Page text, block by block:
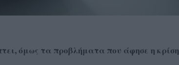
όμως τα προβλήματα που άφησε η κρίση